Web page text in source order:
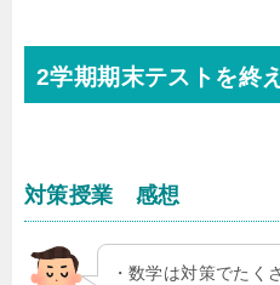
2学期期末テストを終
対策授業 感想
・数学は対策でたく